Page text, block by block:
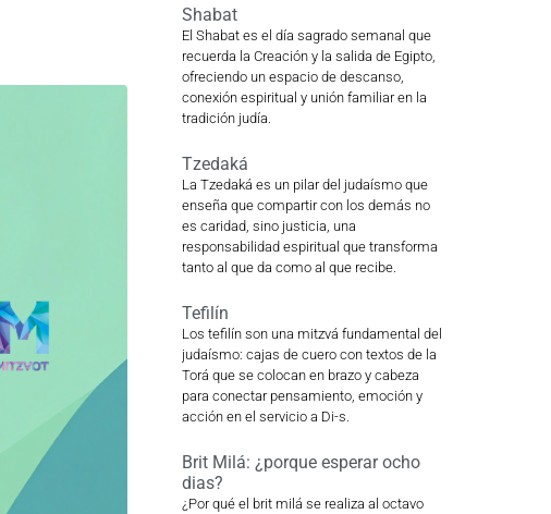
Shabat
El Shabat es el día sagrado semanal que
recuerda la Creación y la salida de Egipto,
ofreciendo un espacio de descanso,
conexión espiritual y unión familiar en la
tradición judía.
Tzedaká
La Tzedaká es un pilar del judaísmo que
enseña que compartir con los demás no
es caridad, sino justicia, una
responsabilidad espiritual que transforma
tanto al que da como al que recibe.
Tefilín
Los tefilín son una mitzvá fundamental del
judaísmo: cajas de cuero con textos de la
Torá que se colocan en brazo y cabeza
para conectar pensamiento, emoción y
acción en el servicio a Di-s.
Brit Milá: ¿porque esperar ocho
dias?
¿Por qué el brit milá se realiza al octavo